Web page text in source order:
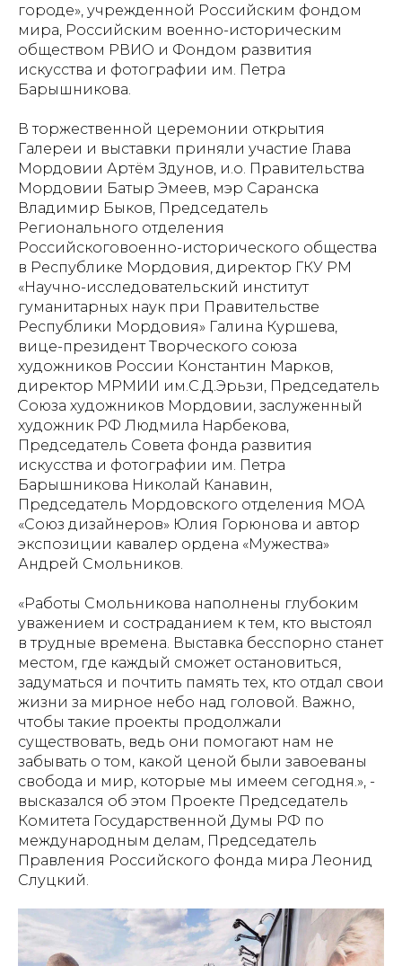
городе», учрежденной Российским фондом
мира, Российским военно-историческим
обществом РВИО и Фондом развития
искусства и фотографии им. Петра
Барышникова.
В торжественной церемонии открытия
Галереи и выставки приняли участие Глава
Мордовии Артём Здунов, и.о. Правительства
Мордовии Батыр Эмеев, мэр Саранска
Владимир Быков, Председатель
Регионального отделения
Российскоговоенно-исторического общества
в Республике Мордовия, директор ГКУ РМ
«Научно-исследовательский институт
гуманитарных наук при Правительстве
Республики Мордовия» Галина Куршева,
вице-президент Творческого союза
художников России Константин Марков,
директор МРМИИ им.С.Д.Эрьзи, Председатель
Союза художников Мордовии, заслуженный
художник РФ Людмила Нарбекова,
Председатель Совета фонда развития
искусства и фотографии им. Петра
Барышникова Николай Канавин,
Председатель Мордовского отделения МОА
«Союз дизайнеров» Юлия Горюнова и автор
экспозиции кавалер ордена «Мужества»
Андрей Смольников.
«Работы Смольникова наполнены глубоким
уважением и состраданием к тем, кто выстоял
в трудные времена. Выставка бесспорно станет
местом, где каждый сможет остановиться,
задуматься и почтить память тех, кто отдал свои
жизни за мирное небо над головой. Важно,
чтобы такие проекты продолжали
существовать, ведь они помогают нам не
забывать о том, какой ценой были завоеваны
свобода и мир, которые мы имеем сегодня.», -
высказался об этом Проекте Председатель
Комитета Государственной Думы РФ по
международным делам, Председатель
Правления Российского фонда мира Леонид
Слуцкий.